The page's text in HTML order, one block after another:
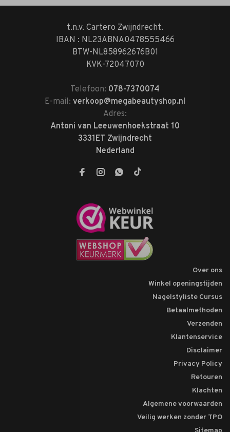
t.n.v. Cartero Zwijndrecht.
IBAN : NL23ABNA0478555466
BTW-NL858962676B01
KVK-72047070
Telefoon: 078-7370074
E-mail: verkoop@megabeautyshop.nl
Adres:
Antoni van Leeuwenhoekstraat 10
3331ET Zwijndrecht
Nederland
Over ons
Winkel openingstijden
Nagelstyliste Cursus
Betaalmethoden
Verzenden
Klantenservice
Disclaimer
Privacy Policy
Retouren
Klachten
Algemene voorwaarden
Veilig werken zonder TPO